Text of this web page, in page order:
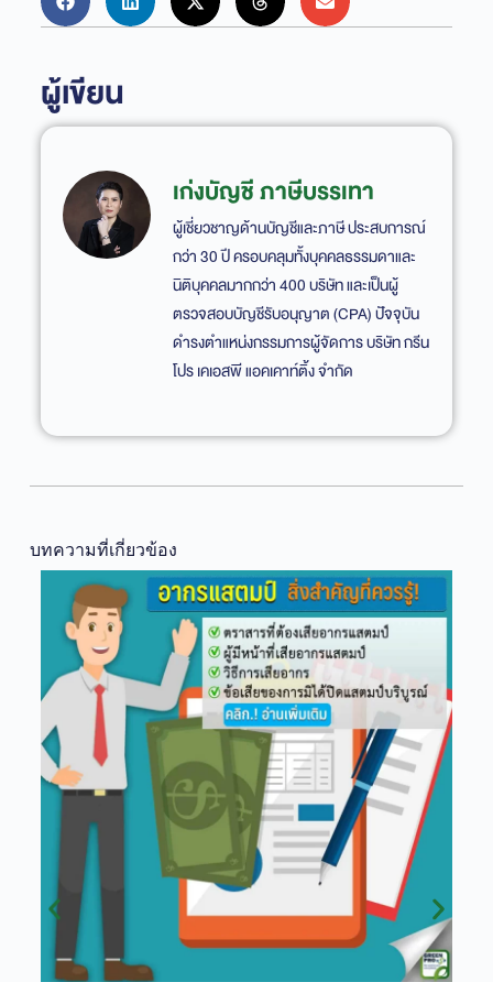
ผู้เขียน
เก่งบัญชี ภาษีบรรเทา
ผู้เชี่ยวชาญด้านบัญชีและภาษี ประสบการณ์
กว่า 30 ปี ครอบคลุมทั้งบุคคลธรรมดาและ
นิติบุคคลมากกว่า 400 บริษัท และเป็นผู้
ตรวจสอบบัญชีรับอนุญาต (CPA) ปัจจุบัน
ดำรงตำแหน่งกรรมการผู้จัดการ บริษัท กรีน
โปร เคเอสพี แอคเคาท์ติ้ง จำกัด
บทความที่เกี่ยวข้อง